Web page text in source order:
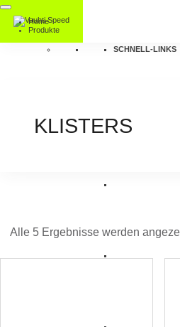
Home
Produkte
SCHNELL-LINKS
KLISTERS
Alle 5 Ergebnisse werden